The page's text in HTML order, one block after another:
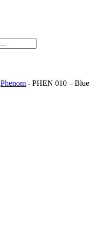
Phenom - PHEN 010 – Blue